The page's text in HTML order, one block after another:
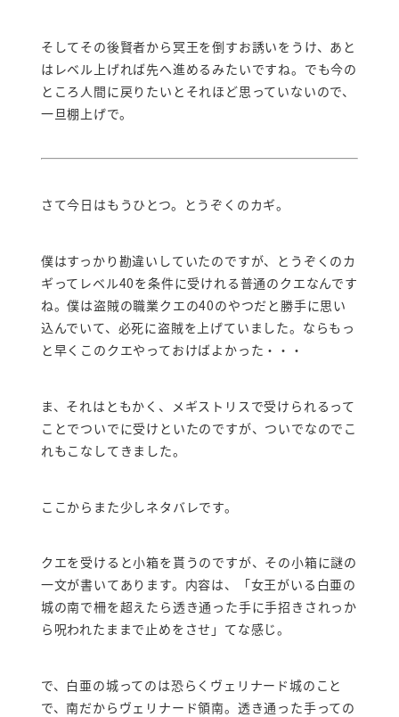
そしてその後賢者から冥王を倒すお誘いをうけ、あと
はレベル上げれば先へ進めるみたいですね。でも今の
ところ人間に戻りたいとそれほど思っていないので、
一旦棚上げで。
さて今日はもうひとつ。とうぞくのカギ。
僕はすっかり勘違いしていたのですが、とうぞくのカ
ギってレベル40を条件に受けれる普通のクエなんです
ね。僕は盗賊の職業クエの40のやつだと勝手に思い
込んでいて、必死に盗賊を上げていました。ならもっ
と早くこのクエやっておけばよかった・・・
ま、それはともかく、メギストリスで受けられるって
ことでついでに受けといたのですが、ついでなのでこ
れもこなしてきました。
ここからまた少しネタバレです。
クエを受けると小箱を貰うのですが、その小箱に謎の
一文が書いてあります。内容は、「女王がいる白亜の
城の南で柵を超えたら透き通った手に手招きされっか
ら呪われたままで止めをさせ」てな感じ。
で、白亜の城ってのは恐らくヴェリナード城のこと
で、南だからヴェリナード領南。透き通った手っての